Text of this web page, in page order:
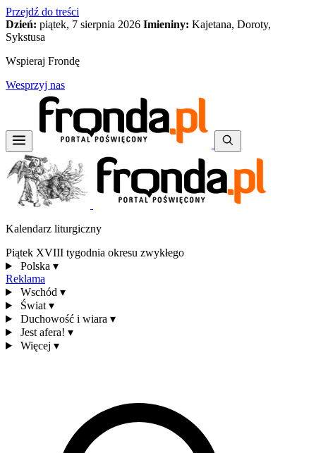
Przejdź do treści
Dzień: piątek, 7 sierpnia 2026 Imieniny: Kajetana, Doroty,
Sykstusa
Wspieraj Frondę
Wesprzyj nas
Kalendarz liturgiczny
Piątek XVIII tygodnia okresu zwykłego
Polska ▾
Reklama
Wschód ▾
Świat ▾
Duchowość i wiara ▾
Jest afera! ▾
Więcej ▾